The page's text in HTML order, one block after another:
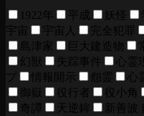
1922年 平成 妖怪
宇宙
宇宙人 完全犯罪
島津家
巨大建造物
幻獣
失踪事件 心霊
プ
情報開示 怨霊 心
御嶽
役行者 役小角
奇譚
天逆鉾 新善波